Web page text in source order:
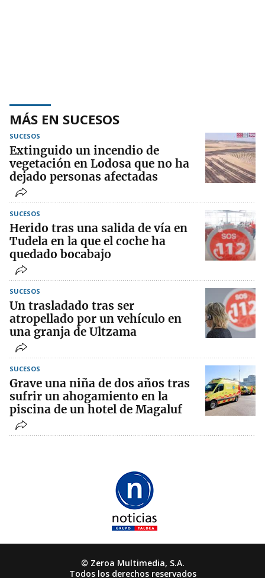
MÁS EN SUCESOS
SUCESOS
Extinguido un incendio de
vegetación en Lodosa que no ha
dejado personas afectadas
SUCESOS
Herido tras una salida de vía en
Tudela en la que el coche ha
quedado bocabajo
SUCESOS
Un trasladado tras ser
atropellado por un vehículo en
una granja de Ultzama
SUCESOS
Grave una niña de dos años tras
sufrir un ahogamiento en la
piscina de un hotel de Magaluf
© Zeroa Multimedia, S.A.
Todos los derechos reservados